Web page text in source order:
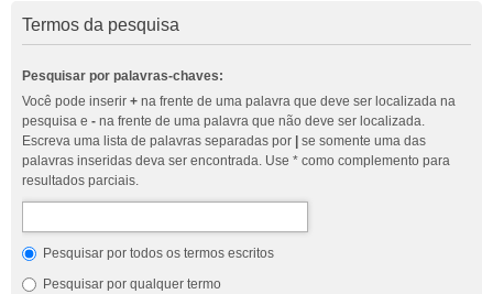
Termos da pesquisa
Pesquisar por palavras-chaves:
Você pode inserir + na frente de uma palavra que deve ser localizada na
pesquisa e - na frente de uma palavra que não deve ser localizada.
Escreva uma lista de palavras separadas por
se somente uma das
palavras inseridas deva ser encontrada. Use * como complemento para
resultados parciais.
Pesquisar por todos os termos escritos
Pesquisar por qualquer termo